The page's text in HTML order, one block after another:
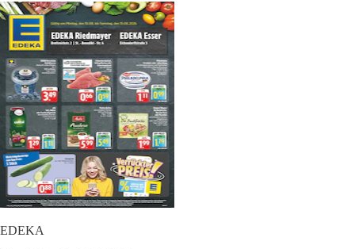
EDEKA